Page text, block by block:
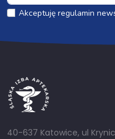
Akceptuję regulamin
40-637 Katowice, ul